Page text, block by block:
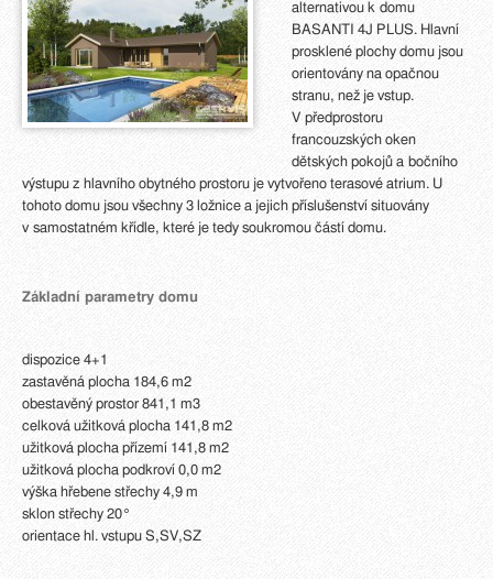
alternativou k domu
BASANTI 4J PLUS. Hlavní
prosklené plochy domu jsou
orientovány na opačnou
stranu, než je vstup.
V předprostoru
francouzských oken
dětských pokojů a bočního
výstupu z hlavního obytného prostoru je vytvořeno terasové atrium. U
tohoto domu jsou všechny 3 ložnice a jejich příslušenství situovány
v samostatném křídle, které je tedy soukromou částí domu.
Základní parametry domu
dispozice 4+1
zastavěná plocha 184,6 m2
obestavěný prostor 841,1 m3
celková užitková plocha 141,8 m2
užitková plocha přízemí 141,8 m2
užitková plocha podkroví 0,0 m2
výška hřebene střechy 4,9 m
sklon střechy 20°
orientace hl. vstupu S,SV,SZ